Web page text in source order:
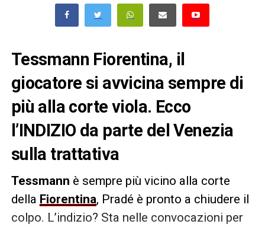
Tessmann Fiorentina, il
giocatore si avvicina sempre di
più alla corte viola. Ecco
l’INDIZIO da parte del Venezia
sulla trattativa
Tessmann è sempre più vicino alla corte
della Fiorentina, Pradé è pronto a chiudere il
colpo. L’indizio? Sta nelle convocazioni per